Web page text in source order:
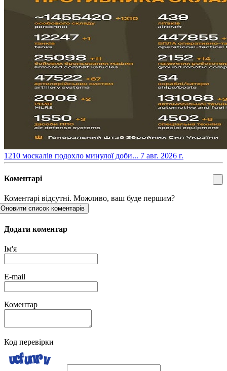
​1210 москалів подохло минулої доби... 7 авг. 2026 г.
Коментарі
Коментарі відсутні. Можливо, ваш буде першим?
Оновити список коментарів
Додати коментар
Ім'я
E-mail
Коментар
Код перевірки